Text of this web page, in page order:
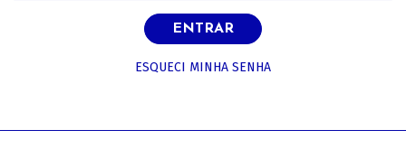
ENTRAR
ESQUECI MINHA SENHA